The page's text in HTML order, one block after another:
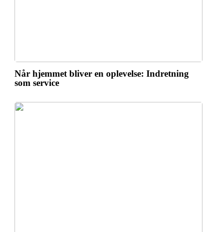
Når hjemmet bliver en oplevelse: Indretning
som service